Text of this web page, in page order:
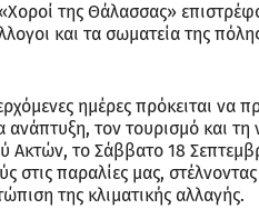
της Θάλασσας»
και τα σωματεία της
ημέρες πρόκειται να
ανάπτυξη, τον τουρισμό και
Ακτών, το Σάββατο 18
στις παραλίες μας,
της κλιματικής αλλαγής.